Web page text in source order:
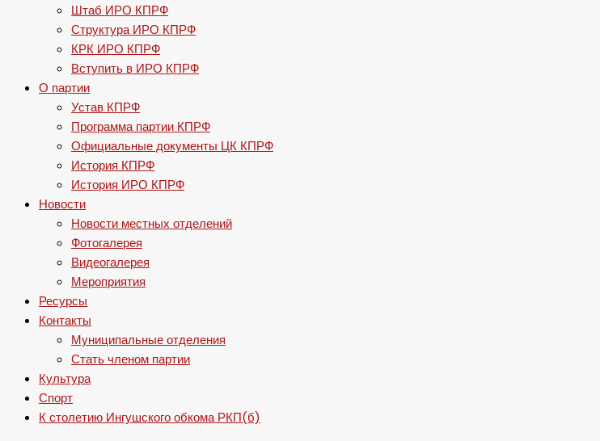
Штаб ИРО КПРФ
Структура ИРО КПРФ
КРК ИРО КПРФ
Вступить в ИРО КПРФ
О партии
Устав КПРФ
Программа партии КПРФ
Официальные документы ЦК КПРФ
История КПРФ
История ИРО КПРФ
Новости
Новости местных отделений
Фотогалерея
Видеогалерея
Мероприятия
Ресурсы
Контакты
Муниципальные отделения
Стать членом партии
Культура
Спорт
К столетию Ингушского обкома РКП(б)